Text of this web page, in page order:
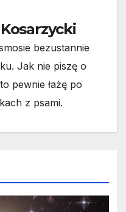
bezustannie
Jak nie piszę o
pewnie łażę po
z psami.